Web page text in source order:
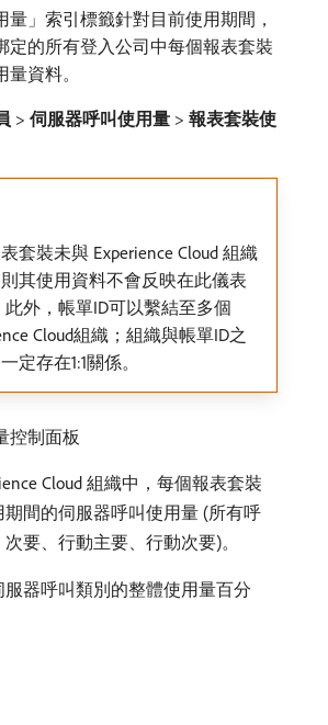
量」索引標籤針對目前使用期間，
定的所有登入公司中每個報表套裝
資料。
> 伺服器呼叫使用量 > 報表套裝使
套裝未與 Experience Cloud 組織
其使用資料不會反映在此儀表
此外，帳單ID可以繫結至多個
Cloud組織；組織與帳單ID之
定存在1:1關係。
控制面板
Cloud 組織中，每個報表套裝
期間的伺服器呼叫使用量 (所有呼
要、行動主要、行動次要)。
器呼叫類別的整體使用量百分